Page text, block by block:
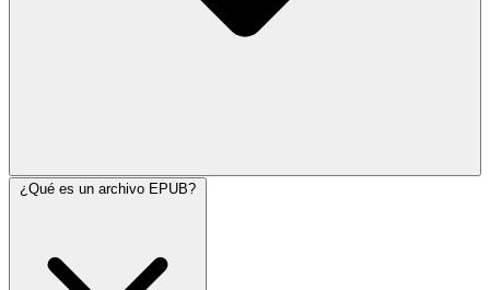
¿Qué es un archivo EPUB?